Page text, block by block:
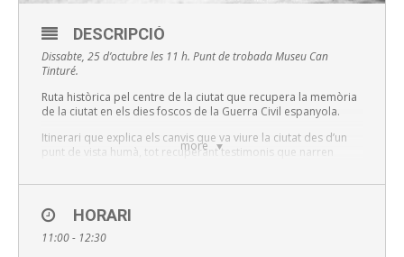
more
DESCRIPCIÓ
Dissabte, 25 d’octubre les 11 h. Punt de trobada Museu Can
Tinturé.
Ruta històrica pel centre de la ciutat que recupera la memòria
de la ciutat en els dies foscos de la Guerra Civil espanyola.
Itinerari que explica els canvis que va viure la ciutat des d’un
punt de vista humà, tot recuperant testimonis que narren
experiències i sentiments com la fam, la por, la pèrdua o la
Il·lustren la ruta un recull de fotografies i documentes
provinents de l’Arxiu Municipal d’Esplugues que documenten
HORARI
11:00 - 12:30